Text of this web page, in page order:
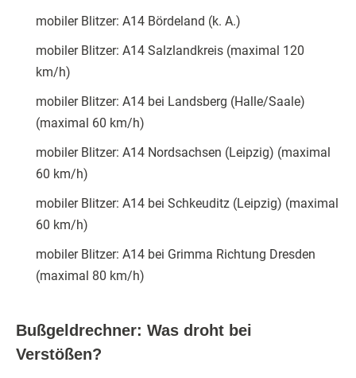
mobiler Blitzer: A14 Bördeland (k. A.)
mobiler Blitzer: A14 Salzlandkreis (maximal 120
km/h)
mobiler Blitzer: A14 bei Landsberg (Halle/Saale)
(maximal 60 km/h)
mobiler Blitzer: A14 Nordsachsen (Leipzig) (maximal
60 km/h)
mobiler Blitzer: A14 bei Schkeuditz (Leipzig) (maximal
60 km/h)
mobiler Blitzer: A14 bei Grimma Richtung Dresden
(maximal 80 km/h)
Bußgeldrechner: Was droht bei
Verstößen?